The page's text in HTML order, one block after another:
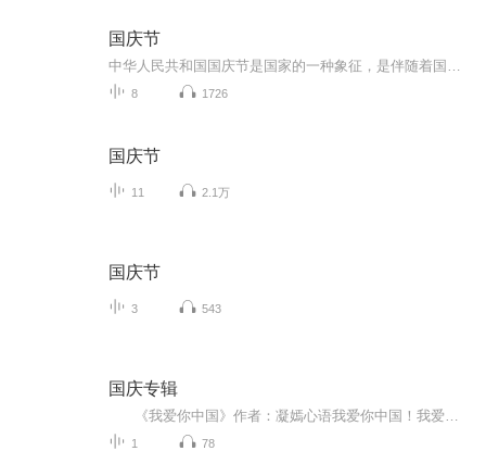
国庆节
8 1726
国庆节
11 2.1万
国庆节
3 543
国庆专辑
1 78